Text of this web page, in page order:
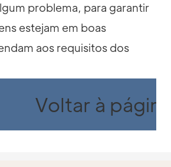
problema, para garantir
estejam em boas
aos requisitos dos
Voltar à